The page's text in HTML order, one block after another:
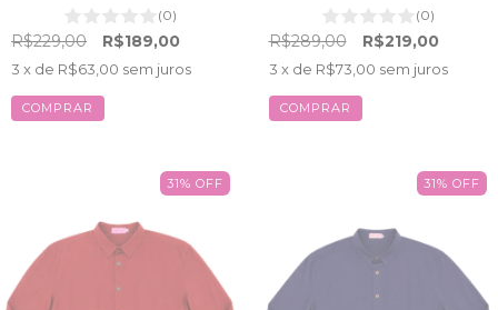
(0)
R$229,00 R$189,00
3 x de R$63,00 sem juros
COMPRAR
(0)
R$289,00 R$219,00
3 x de R$73,00 sem juros
COMPRAR
31% OFF 31% OFF